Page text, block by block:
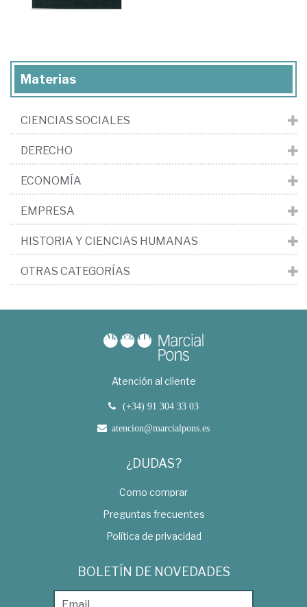
Materias
CIENCIAS SOCIALES
DERECHO
ECONOMÍA
EMPRESA
HISTORIA Y CIENCIAS HUMANAS
OTRAS CATEGORÍAS
Atención al cliente
(+34) 91 304 33 03
atencion@marcialpons.es
¿DUDAS?
Como comprar
Preguntas frecuentes
Política de privacidad
BOLETÍN DE NOVEDADES